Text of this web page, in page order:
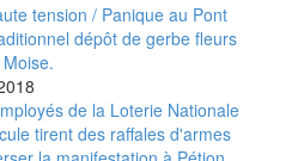
tension / Panique au Pont
dépôt de gerbe fleurs
de la Loterie Nationale
tirent des raffales d'armes